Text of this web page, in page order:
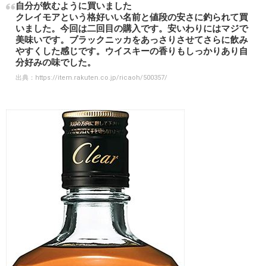
自分が飲むように買いました
クレイモアという格好いい名前と値段の安さに釣られて買
いました。今回は二回目の購入です。安いわりにはマジで
美味いです。ブラックニッカをあっさりさせてさらに飲み
やすくした感じです。ウイスキーの香りもしっかりあり自
分好みの味でした。
出典： https://item.rakuten.co.jp/ricaoh/500357/